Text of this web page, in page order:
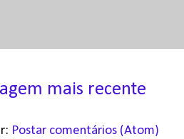
mais recente
Postar comentários (Atom)